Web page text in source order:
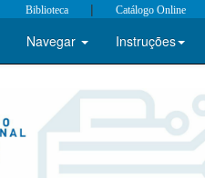
Biblioteca | Catálogo Online
Navegar Instruções